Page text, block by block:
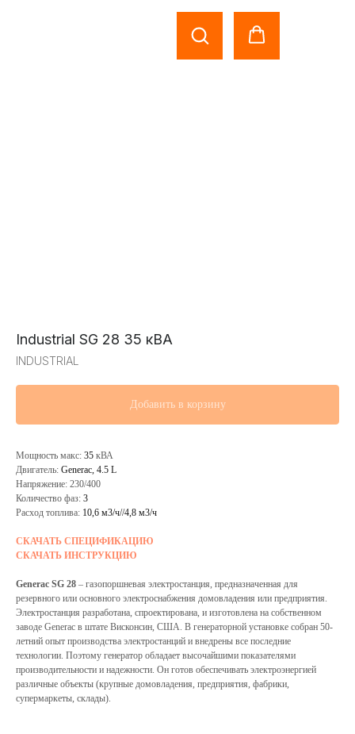
Industrial SG 28 35 кВА
INDUSTRIAL
Добавить в корзину
Мощность макс: 35 кВА
Двигатель: Generac, 4.5 L
Напряжение: 230/400
Количество фаз: 3
Расход топлива: 10,6 м3/ч//4,8 м3/ч
СКАЧАТЬ СПЕЦИФИКАЦИЮ
СКАЧАТЬ ИНСТРУКЦИЮ
Generac SG 28 – газопоршневая электростанция, предназначенная для
резервного или основного электроснабжения домовладения или предприятия.
Электростанция разработана, спроектирована, и изготовлена на собственном
заводе Generac в штате Висконсин, США. В генераторной установке собран 50-
летний опыт производства электростанций и внедрены все последние
технологии. Поэтому генератор обладает высочайшими показателями
производительности и надежности. Он готов обеспечивать электроэнергией
различные объекты (крупные домовладения, предприятия, фабрики,
супермаркеты, склады).